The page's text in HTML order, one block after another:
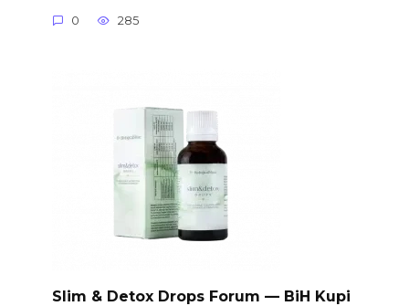
0 285
Slim & Detox Drops Forum — BiH Kupi